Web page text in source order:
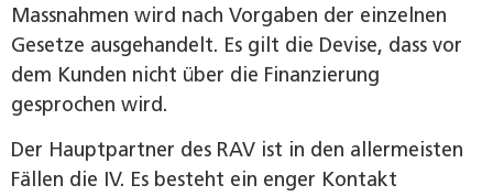
Massnahmen wird nach Vorgaben der einzelnen
Gesetze ausgehandelt. Es gilt die Devise, dass vor
dem Kunden nicht über die Finanzierung
gesprochen wird.
Der Hauptpartner des RAV ist in den allermeisten
Fällen die IV. Es besteht ein enger Kontakt